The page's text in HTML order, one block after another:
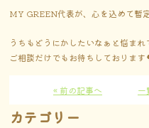
MY GREEN代表が、心を込めて暫
うちもどうにかしたいなぁと悩まれ
ご相談だけでもお待ちしております
« 前の記事へ 一
カテゴリー